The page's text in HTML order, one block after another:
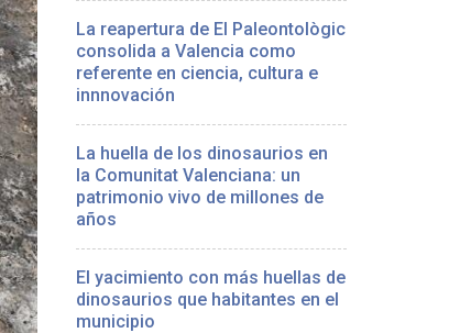
La reapertura de El Paleontològic
consolida a Valencia como
referente en ciencia, cultura e
innnovación
La huella de los dinosaurios en
la Comunitat Valenciana: un
patrimonio vivo de millones de
años
El yacimiento con más huellas de
dinosaurios que habitantes en el
municipio